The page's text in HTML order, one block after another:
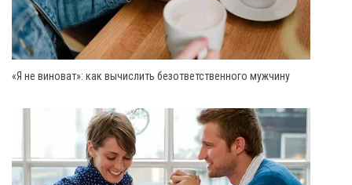
«Я не виноват»: как вычислить безответственного мужчину